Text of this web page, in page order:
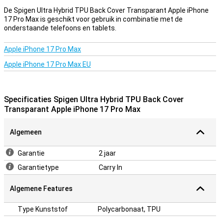
De Spigen Ultra Hybrid TPU Back Cover Transparant Apple iPhone
17 Pro Max is geschikt voor gebruik in combinatie met de
onderstaande telefoons en tablets.
Apple iPhone 17 Pro Max
Apple iPhone 17 Pro Max EU
Specificaties Spigen Ultra Hybrid TPU Back Cover
Transparant Apple iPhone 17 Pro Max
Algemeen
Garantie
2 jaar
Garantietype
Carry In
Algemene Features
Type Kunststof
Polycarbonaat, TPU